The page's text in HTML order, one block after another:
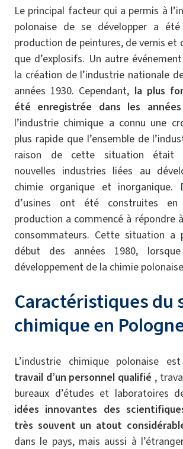
Le principal facteur qui a permis à
polonaise de se développer a
production de peintures, de vernis et
que d’explosifs. Un autre
la création de l’industrie nationale
années 1930. Cependant, la plus
été enregistrée dans les années
l’industrie chimique a connu une
plus rapide que l’ensemble de
raison de cette situation était
nouvelles industries liées au
chimie organique et inorganique.
d’usines ont été construites
production a commencé à répondre
consommateurs. Cette situation a
début des années 1980,
développement de la chimie
Caractéristiques du
chimique en
L’industrie chimique polonaise
travail d’un personnel qualifié ,
bureaux d’études et laboratoires
idées innovantes des
très souvent un atout
dans le pays, mais aussi à